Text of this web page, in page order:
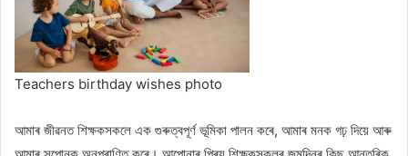
Teachers birthday wishes photo
আমাৰ জীৱনত শিক্ষকসকলে এক গুৰুত্বপূৰ্ণ ভূমিকা পালন কৰে, আমাৰ মনক গঢ় দিয়ে আৰু